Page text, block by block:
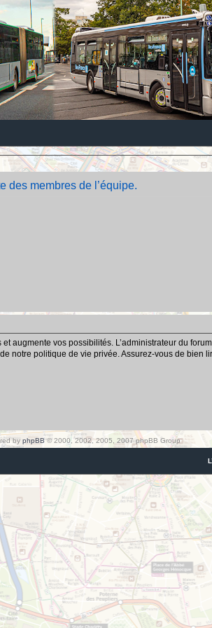
des membres de l’équipe.
augmente vos possibilités. L’administrateur du
notre politique de vie privée. Assurez-vous de bien
by phpBB© 2000, 2002, 2005, 2007 phpBB Group